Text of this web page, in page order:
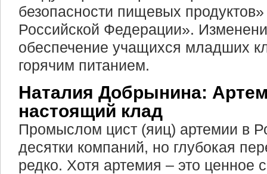
безопасности пищевых
Российской Федерации».
обеспечение учащихся младших
горячим питанием.
Наталия Добрынина:
настоящий клад
Промыслом цист (яиц) артемии в
десятки компаний, но глубокая
редко. Хотя артемия – это ценное